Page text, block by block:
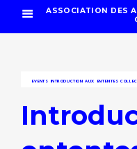
ASSOCIATION DES
EVENTS INTRODUCTION AUX ENTENTES